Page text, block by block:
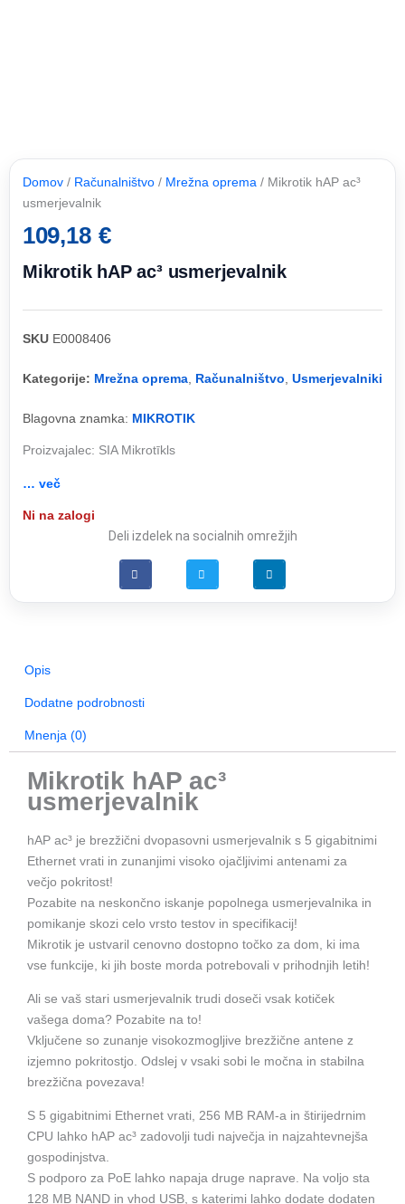
Domov / Računalništvo / Mrežna oprema / Mikrotik hAP ac³
usmerjevalnik
109,18 €
Mikrotik hAP ac³ usmerjevalnik
SKU E0008406
Kategorije: Mrežna oprema Računalništvo Usmerjevalniki
Blagovna znamka: MIKROTIK
Proizvajalec: SIA Mikrotīkls
… več
Ni na zalogi
Deli izdelek na socialnih omrežjih
Opis
Dodatne podrobnosti
Mnenja (0)
Mikrotik hAP ac³
usmerjevalnik
hAP ac³ je brezžični dvopasovni usmerjevalnik s 5 gigabitnimi
Ethernet vrati in zunanjimi visoko ojačljivimi antenami za
večjo pokritost!
Pozabite na neskončno iskanje popolnega usmerjevalnika in
pomikanje skozi celo vrsto testov in specifikacij!
Mikrotik je ustvaril cenovno dostopno točko za dom, ki ima
vse funkcije, ki jih boste morda potrebovali v prihodnjih letih!
Ali se vaš stari usmerjevalnik trudi doseči vsak kotiček
vašega doma? Pozabite na to!
Vključene so zunanje visokozmogljive brezžične antene z
izjemno pokritostjo. Odslej v vsaki sobi le močna in stabilna
brezžična povezava!
S 5 gigabitnimi Ethernet vrati, 256 MB RAM-a in štirijedrnim
CPU lahko hAP ac³ zadovolji tudi največja in najzahtevnejša
gospodinjstva.
S podporo za PoE lahko napaja druge naprave. Na voljo sta
128 MB NAND in vhod USB, s katerimi lahko dodate dodaten